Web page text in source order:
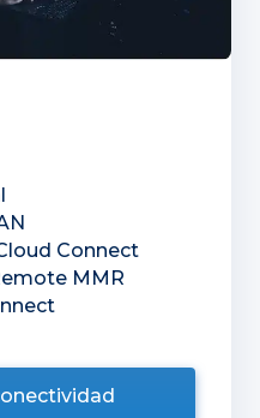
Connect
MMR